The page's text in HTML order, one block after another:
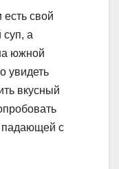
есть свой
а
южной
увидеть
вкусный
падающей с